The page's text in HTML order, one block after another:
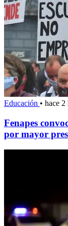
Educación • hace 2
Fenapes
por mayor